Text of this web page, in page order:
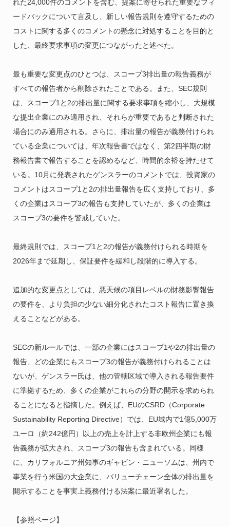
れた24,000件のコメントを含む、提案に寄せられた重要なフィ
ードバックについて言及し、新しい報告規則を遵守するための
コストに関する多くのコメントの懸念に対処することを目的と
した、最終要求事項の変更につながったと述べた。
最も重要な変更点のひとつは、スコープ3排出量の報告義務が
すべての報告者から削除されたことである。また、SEC規則
は、スコープ1と2の排出量に関する要求事項を縮小し、大規模
な提出企業にのみ適用され、それらが重要であると判断された
場合にのみ適用される。さらに、排出量の報告が義務付けられ
ている企業については、年次報告書ではなく、第2四半期の財
務報告書で報告することを認めるなど、時間的余裕を持たせて
いる。10月に発表されたゲンスラーのコメントでは、投資家の
コメントはスコープ1と2の排出量報告を広く支持しており、多
くの企業はスコープ3の報告も支持していたが、多くの企業は
スコープ3の要件を警戒していた。
最終規則では、スコープ1と2の報告が義務付けられる時期を
2026年まで延期し、保証要件を緩和し段階的に導入する。
追加的な変更点としては、悪天候の項目レベルの財務影響報告
の要件を、より負担の少ない細分化されたコスト報告に置き換
えることなどがある。
SECの新ルールでは、一部の企業にはスコープ1や2の排出量の
報告、どの企業にもスコープ3の報告が義務付けられることは
ないが、ゲンスラー氏は、他の管轄区域で導入される報告要件
に準拠するため、多くの企業がこれらの分野の開示を求められ
ることになると指摘した。例えば、EUのCSRD（Corporate
Sustainability Reporting Directive）では、EU域内で1億5,000万
ユーロ（約242億円）以上の売上を計上する非欧州企業にも報
告義務が拡大され、スコープ3の報告も含まれている。同様
に、カリフォルニア州知事のギャビン・ニューソムは、州内で
事業を行う米国の大企業に、バリューチェーン全体の排出量を
開示することを事実上義務付ける法案に最近署名した。
【参照ページ】